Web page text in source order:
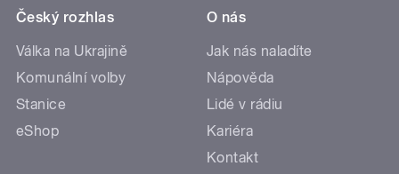
Český rozhlas
Válka na Ukrajině
Komunální volby
Stanice
eShop
O nás
Jak nás naladíte
Nápověda
Lidé v rádiu
Kariéra
Kontakt